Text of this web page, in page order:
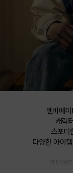
엔비에
캐릭
스포티
다양한 아이